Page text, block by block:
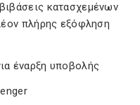
κατασχεμένων
πλήρης εξόφληση
έναρξη υποβολής